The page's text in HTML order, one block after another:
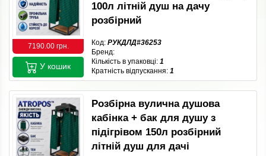
7190.00 грн.
100л літній душ на дачу
розбірний
Код: РУКДЛД#36253
Бренд:
Кількість в упаковці: 1
Кратність відпускання: 1
У кошик
Розбірна вулична душова
кабінка + бак для душу з
підігрівом 150л розбірний
літній душ для дачі